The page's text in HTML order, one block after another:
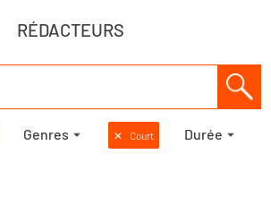
RÉDACTEURS
Genres ✕ Court Durée